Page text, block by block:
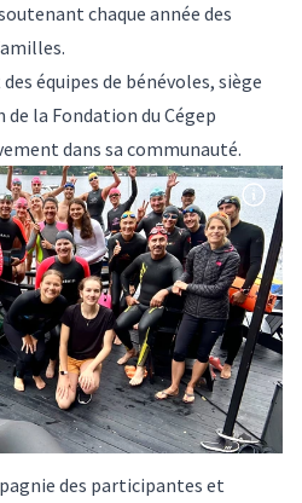
chaque année des
équipes de bénévoles, siège
la Fondation du Cégep
dans sa communauté.
des participantes et